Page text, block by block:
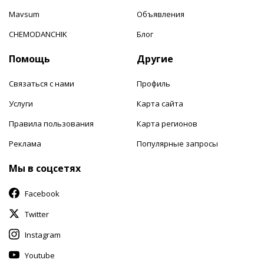
Mavsum
CHEMODANCHIK
Объявления
Блог
Помощь
Связаться с нами
Услуги
Правила пользования
Реклама
Другие
Профиль
Карта сайта
Карта регионов
Популярные запросы
Мы в соцсетях
Facebook
Twitter
Instagram
Youtube